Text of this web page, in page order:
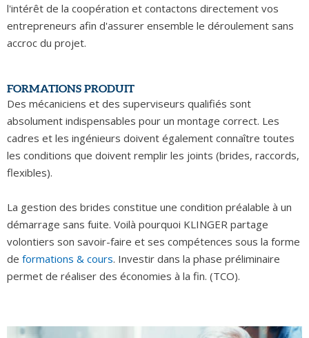
l'intérêt de la coopération et contactons directement vos
entrepreneurs afin d'assurer ensemble le déroulement sans
accroc du projet.
FORMATIONS PRODUIT
Des mécaniciens et des superviseurs qualifiés sont
absolument indispensables pour un montage correct. Les
cadres et les ingénieurs doivent également connaître toutes
les conditions que doivent remplir les joints (brides, raccords,
flexibles).
La gestion des brides constitue une condition préalable à un
démarrage sans fuite. Voilà pourquoi KLINGER partage
volontiers son savoir-faire et ses compétences sous la forme
de formations & cours. Investir dans la phase préliminaire
permet de réaliser des économies à la fin. (TCO).